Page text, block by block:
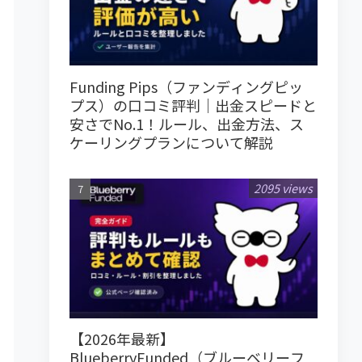
Funding Pips（ファンディングピッ
プス）の口コミ評判｜出金スピードと
安さでNo.1！ルール、出金方法、ス
ケーリングプランについて解説
【2026年最新】
BlueberryFunded（ブルーベリーフ
2095 views